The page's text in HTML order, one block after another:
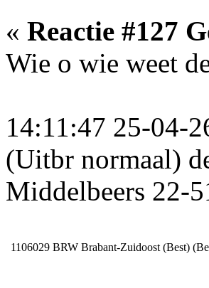
« Reactie #127
Wie o wie weet
14:11:47 25-04-
(Uitbr normaal)
Middelbeers 22-
1106029 BRW Brabant-Zuidoost (Best)